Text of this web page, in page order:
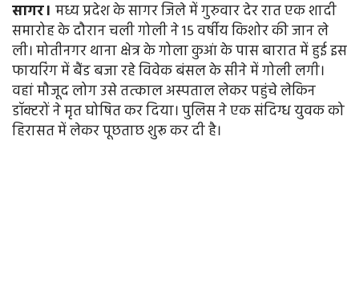
सागर। मध्य प्रदेश के सागर जिले में गुरुवार देर रात एक शादी
समारोह के दौरान चली गोली ने 15 वर्षीय किशोर की जान ले
ली। मोतीनगर थाना क्षेत्र के गोला कुआं के पास बारात में हुई इस
फायरिंग में बैंड बजा रहे विवेक बंसल के सीने में गोली लगी।
वहां मौजूद लोग उसे तत्काल अस्पताल लेकर पहुंचे लेकिन
डॉक्टरों ने मृत घोषित कर दिया। पुलिस ने एक संदिग्ध युवक को
हिरासत में लेकर पूछताछ शुरू कर दी है।